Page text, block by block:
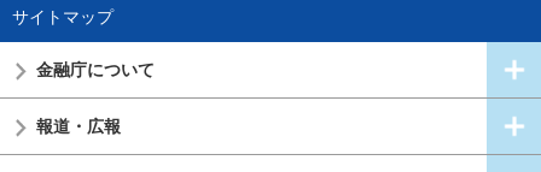
サイトマップ
金融庁について
報道・広報